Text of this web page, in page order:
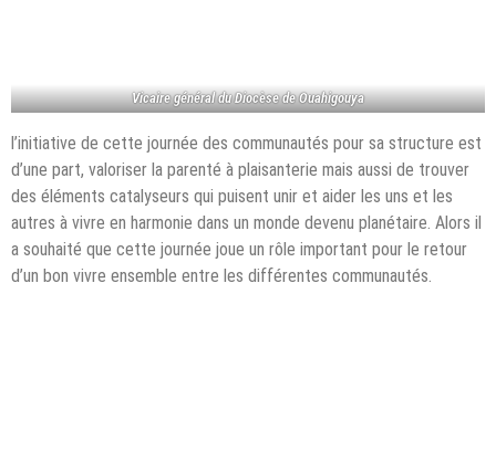
Vicaire général du Diocèse de Ouahigouya
l’initiative de cette journée des communautés pour sa structure est
d’une part, valoriser la parenté à plaisanterie mais aussi de trouver
des éléments catalyseurs qui puisent unir et aider les uns et les
autres à vivre en harmonie dans un monde devenu planétaire. Alors il
a souhaité que cette journée joue un rôle important pour le retour
d’un bon vivre ensemble entre les différentes communautés.